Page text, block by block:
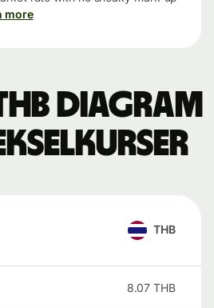
more
Diagram
THB
8.07 THB